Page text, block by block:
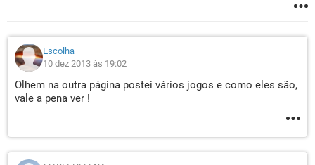
Escolha
10 dez 2013 às 19:02
Olhem na outra página postei vários jogos e como eles são,
vale a pena ver !